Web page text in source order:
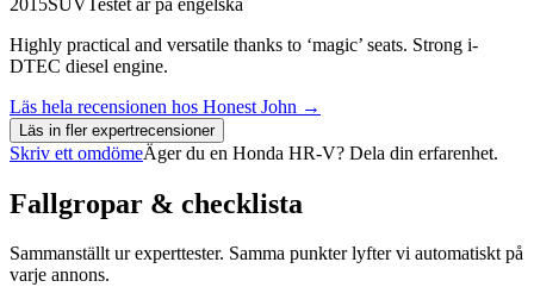
Highly practical and versatile thanks to ‘magic’ seats. Strong i-
DTEC diesel engine.
Läs hela recensionen hos Honest John →
Läs in fler expertrecensioner
Skriv ett omdömeÄger du en Honda HR-V? Dela din erfarenhet.
Fallgropar & checklista
Sammanställt ur experttester. Samma punkter lyfter vi automatiskt på
varje annons.